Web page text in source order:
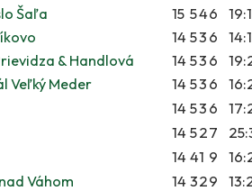
Šaľa 15 546
14 53 6
& Handlová 14 53 6
Veľký Meder 14 53 6
14 53 6
14 527
14 41 9
Váhom 14 329